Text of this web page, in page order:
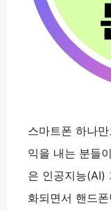
스마트폰 하나
익을 내는 분들
은 인공지능(AI)
화되면서 핸드